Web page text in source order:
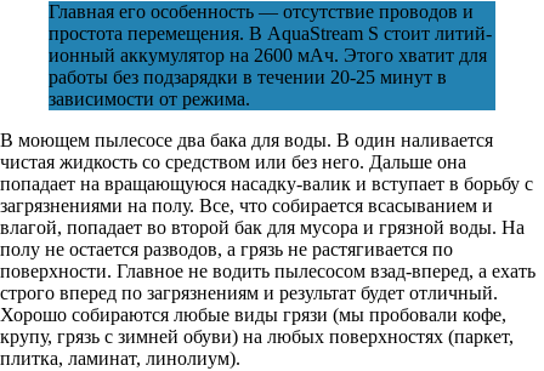
Главная его особенность — отсутствие проводов и
простота перемещения. В AquaStream S стоит литий-
ионный аккумулятор на 2600 мАч. Этого хватит для
работы без подзарядки в течении 20-25 минут в
зависимости от режима.
В моющем пылесосе два бака для воды. В один наливается
чистая жидкость со средством или без него. Дальше она
попадает на вращающуюся насадку-валик и вступает в борьбу с
загрязнениями на полу. Все, что собирается всасыванием и
влагой, попадает во второй бак для мусора и грязной воды. На
полу не остается разводов, а грязь не растягивается по
поверхности. Главное не водить пылесосом взад-вперед, а ехать
строго вперед по загрязнениям и результат будет отличный.
Хорошо собираются любые виды грязи (мы пробовали кофе,
крупу, грязь с зимней обуви) на любых поверхностях (паркет,
плитка, ламинат, линолиум).